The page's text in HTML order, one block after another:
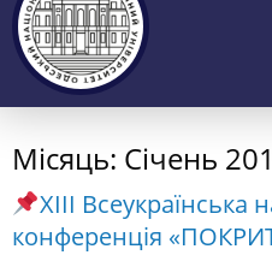
Місяць: Січень
ХІІІ
конференція